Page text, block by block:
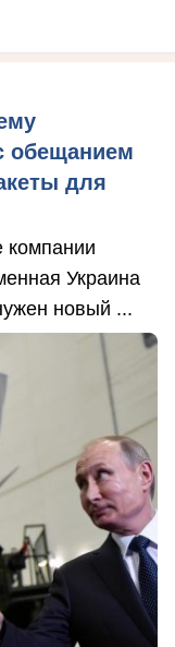
обещанием
для
компании
Украина
новый ...